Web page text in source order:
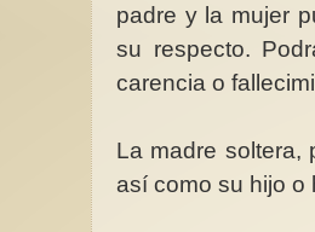
padre y la mujer
su respecto.
carencia o
La madre soltera,
así como su hijo o